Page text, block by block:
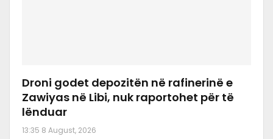
Droni godet depozitën në rafinerinë e
Zawiyas në Libi, nuk raportohet për të
lënduar
13:35 8 August, 2026